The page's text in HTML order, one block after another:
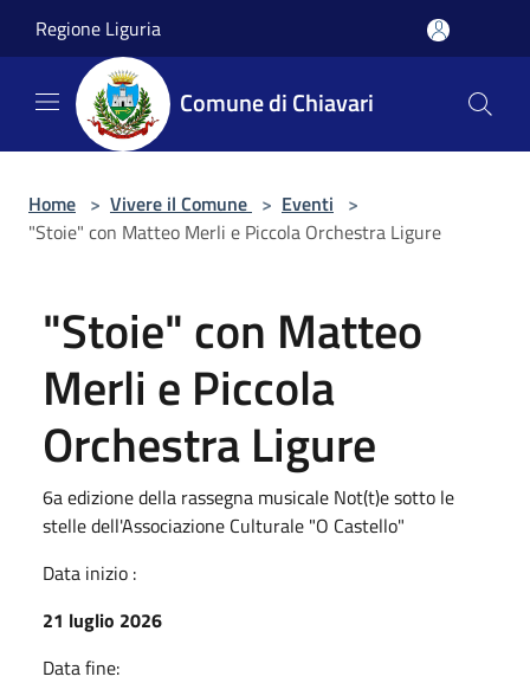
Regione Liguria
Comune di Chiavari
Home > Vivere il Comune > Eventi >
"Stoie" con Matteo Merli e Piccola Orchestra Ligure
"Stoie" con Matteo
Merli e Piccola
Orchestra Ligure
6a edizione della rassegna musicale Not(t)e sotto le
stelle dell'Associazione Culturale "O Castello"
Data inizio :
21 luglio 2026
Data fine: